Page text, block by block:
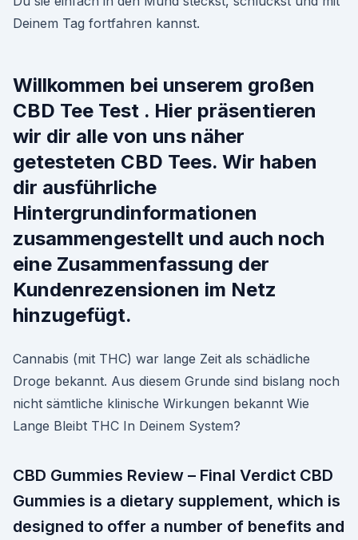
Deinem Tag fortfahren kannst.
Willkommen bei unserem großen
CBD Tee Test . Hier präsentieren
wir dir alle von uns näher
getesteten CBD Tees. Wir haben
dir ausführliche
Hintergrundinformationen
zusammengestellt und auch noch
eine Zusammenfassung der
Kundenrezensionen im Netz
hinzugefügt.
Cannabis (mit THC) war lange Zeit als schädliche
Droge bekannt. Aus diesem Grunde sind bislang noch
nicht sämtliche klinische Wirkungen bekannt Wie
Lange Bleibt THC In Deinem System?
CBD Gummies Review – Final Verdict CBD
Gummies is a dietary supplement, which is
designed to offer a number of benefits and